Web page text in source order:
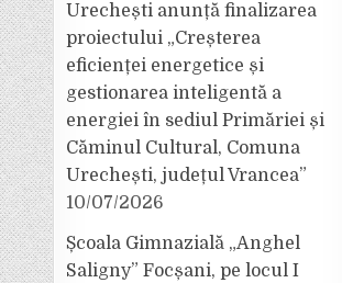
Urechești anunță finalizarea
proiectului „Creșterea
eficienței energetice și
gestionarea inteligentă a
energiei în sediul Primăriei și
Căminul Cultural, Comuna
Urechești, județul Vrancea”
10/07/2026
Școala Gimnazială „Anghel
Saligny” Focșani, pe locul I